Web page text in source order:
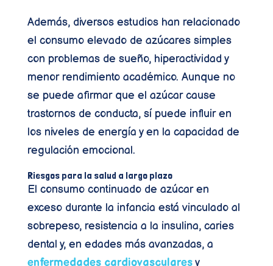
Además, diversos estudios han relacionado
el consumo elevado de azúcares simples
con problemas de sueño, hiperactividad y
menor rendimiento académico. Aunque no
se puede afirmar que el azúcar cause
trastornos de conducta, sí puede influir en
los niveles de energía y en la capacidad de
regulación emocional.
Riesgos para la salud a largo plazo
El consumo continuado de azúcar en
exceso durante la infancia está vinculado al
sobrepeso, resistencia a la insulina, caries
dental y, en edades más avanzadas, a
enfermedades cardiovascularesy